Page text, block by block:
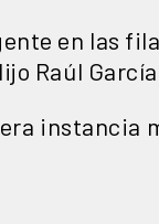
en las
Raúl
instancia